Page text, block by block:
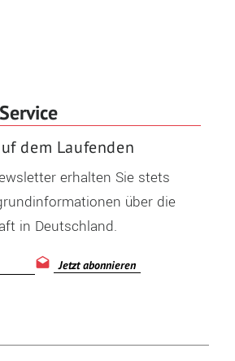
dem Laufenden
erhalten Sie stets
über die
in Deutschland.
Jetzt abonnieren